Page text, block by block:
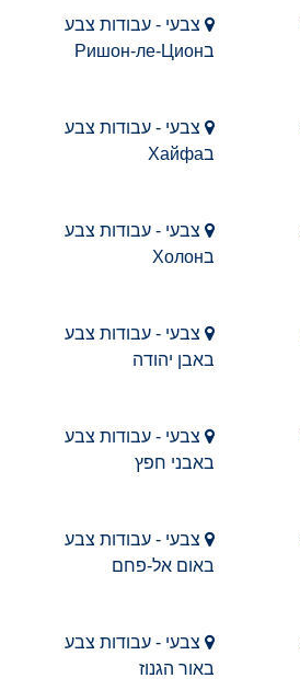
צבעי - עבודות צבע
בРишон-ле-Цион
צבעי - עבודות צבע
בХайфа
צבעי - עבודות צבע
בХолон
צבעי - עבודות צבע
באבן יהודה
צבעי - עבודות צבע
באבני חפץ
צבעי - עבודות צבע
באום אל-פחם
צבעי - עבודות צבע
באור הגנוז